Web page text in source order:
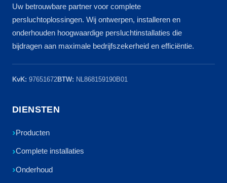
Uw betrouwbare partner voor complete
persluchtoplossingen. Wij ontwerpen, installeren en
onderhouden hoogwaardige persluchtinstallaties die
bijdragen aan maximale bedrijfszekerheid en efficiëntie.
KvK: 97651672BTW: NL868159190B01
DIENSTEN
Producten
Complete installaties
Onderhoud